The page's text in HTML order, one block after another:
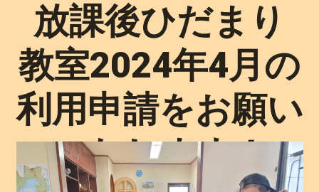
ー
放課後ひだまり
教室2024年4月の
利用申請をお願い
いたします！